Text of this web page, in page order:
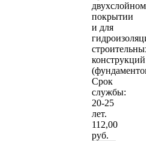
двухслойном
покрытии
и для
конструкций
Срок
службы:
20-25
лет.
112,00
руб.